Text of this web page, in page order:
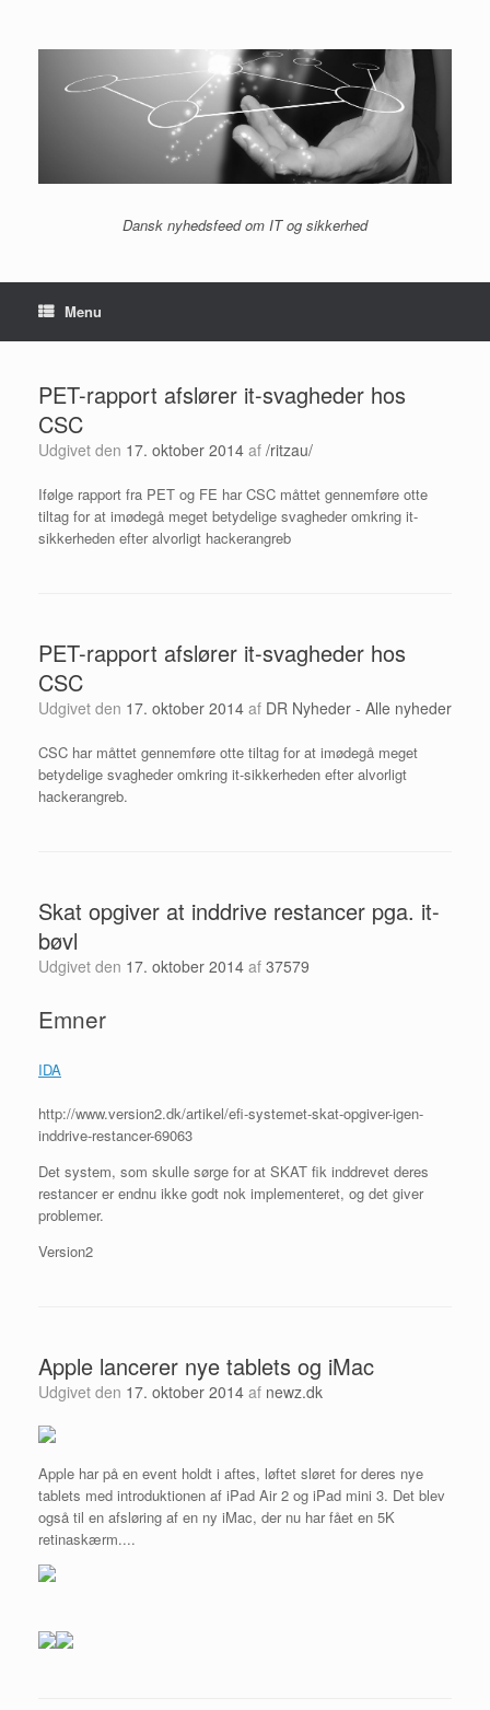
indhold
Dansk nyhedsfeed om IT og sikkerhed
Menu
PET-rapport afslører it-svagheder hos
CSC
Udgivet den 17. oktober 2014 af /ritzau/
Ifølge rapport fra PET og FE har CSC måttet gennemføre otte
tiltag for at imødegå meget betydelige svagheder omkring it-
sikkerheden efter alvorligt hackerangreb
PET-rapport afslører it-svagheder hos
CSC
Udgivet den 17. oktober 2014 af DR Nyheder - Alle nyheder
CSC har måttet gennemføre otte tiltag for at imødegå meget
betydelige svagheder omkring it-sikkerheden efter alvorligt
hackerangreb.
Skat opgiver at inddrive restancer pga. it-
bøvl
Udgivet den 17. oktober 2014 af 37579
Emner
IDA
http://www.version2.dk/artikel/efi-systemet-skat-opgiver-igen-
inddrive-restancer-69063
Det system, som skulle sørge for at SKAT fik inddrevet deres
restancer er endnu ikke godt nok implementeret, og det giver
problemer.
Version2
Apple lancerer nye tablets og iMac
Udgivet den 17. oktober 2014 af newz.dk
Apple har på en event holdt i aftes, løftet sløret for deres nye
tablets med introduktionen af iPad Air 2 og iPad mini 3. Det blev
også til en afsløring af en ny iMac, der nu har fået en 5K
retinaskærm....